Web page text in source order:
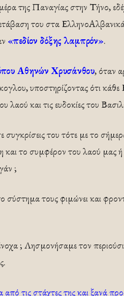
της Παναγίας στην Τήνο,
του στα
«πεδίον δόξης λαμπρόν».
Αθηνών Χρυσάνθου, όταν
υποστηρίζοντας ότι κάθε
λαού και τις ευδοκίες του
του τότε με το
και το συμφέρον του λαού μας ή
;
τους φιμώνει και
; Λησμονήσαμε τον
τις στάχτες της και ξανά